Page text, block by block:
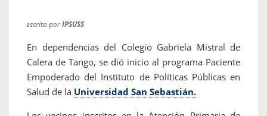
escrito porIPSUSS
En dependencias del Colegio Gabriela Mistral de
Calera de Tango, se dió inicio al programa Paciente
Empoderado del Instituto de Políticas Públicas en
Salud de la Universidad San Sebastián.